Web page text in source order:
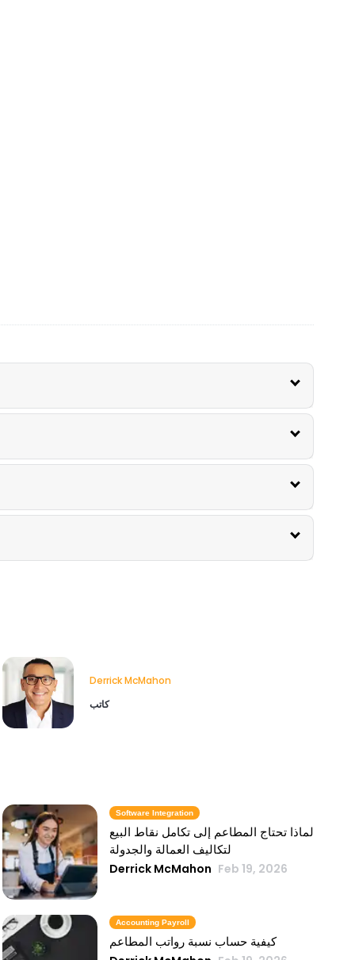
Derrick McMahon
كاتب
Software Integration
لماذا تحتاج المطاعم إلى تكامل نقاط البيع
لتكاليف العمالة والجدولة
Derrick McMahon Feb 19, 2026
Accounting Payroll
كيفية حساب نسبة رواتب المطاعم